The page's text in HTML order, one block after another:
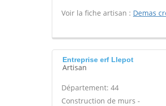
Voir la fiche artisan : Demas
Entreprise erf Llepot
Artisan
Département: 44
Construction de murs -